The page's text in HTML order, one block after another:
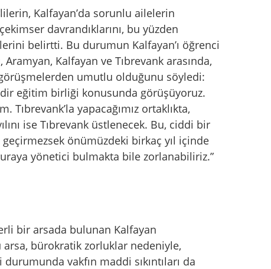
Kalfayan’da sorunlu ailelerin
davrandıklarını, bu yüzden
belirtti. Bu durumun Kalfayan’ı öğrenci
Aramyan, Kalfayan ve Tıbrevank arasında,
umutlu olduğunu söyledi:
eğitim birliği konusunda görüşüyoruz.
yapacağımız ortaklıkta,
ise Tıbrevank üstlenecek. Bu, ciddi bir
önümüzdeki birkaç yıl içinde
yönetici bulmakta bile zorlanabiliriz.”
bir arsada bulunan Kalfayan
bürokratik zorluklar nedeniyle,
vakfın maddi sıkıntıları da